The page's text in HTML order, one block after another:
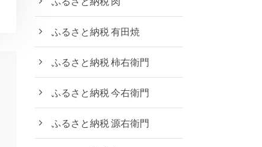
ふるさと納税 有田焼
ふるさと納税 柿右衛門
ふるさと納税 今右衛門
ふるさと納税 源右衛門